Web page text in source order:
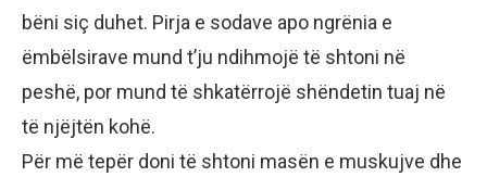
bëni siç duhet. Pirja e sodave apo ngrënia e
ëmbëlsirave mund t’ju ndihmojë të shtoni në
peshë, por mund të shkatërrojë shëndetin tuaj në
të njëjtën kohë.
Për më tepër doni të shtoni masën e muskujve dhe